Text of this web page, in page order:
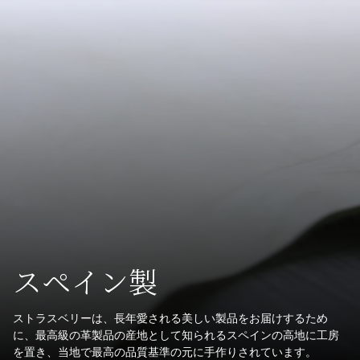
スペイン製
ストラスベリーは、長年愛される美しい製品をお届けするため
に、最高級の革製品の産地として知られるスペインの高地に工房
を置き、当地で最高の品質基準の元に手作りされています。